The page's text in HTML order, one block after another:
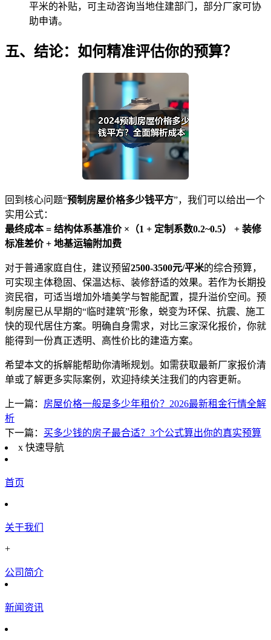
平米的补贴，可主动咨询当地住建部门，部分厂家可协
助申请。
五、结论：如何精准评估你的预算？
回到核心问题“预制房屋价格多少钱平方”，我们可以给出一个
实用公式：
最终成本 = 结构体系基准价 ×（1 + 定制系数0.2~0.5） + 装修
标准差价 + 地基运输附加费
对于普通家庭自住，建议预留2500-3500元/平米的综合预算，
可实现主体稳固、保温达标、装修舒适的效果。若作为长期投
资民宿，可适当增加外墙美学与智能配置，提升溢价空间。预
制房屋已从早期的“临时建筑”形象，蜕变为环保、抗震、施工
快的现代居住方案。明确自身需求，对比三家深化报价，你就
能得到一份真正透明、高性价比的建造方案。
希望本文的拆解能帮助你清晰规划。如需获取最新厂家报价清
单或了解更多实际案例，欢迎持续关注我们的内容更新。
上一篇： 房屋价格一般是多少年租价？2026最新租金行情全解
析
下一篇： 买多少钱的房子最合适？3个公式算出你的真实预算
x 快速导航
首页
关于我们
+
公司简介
新闻资讯